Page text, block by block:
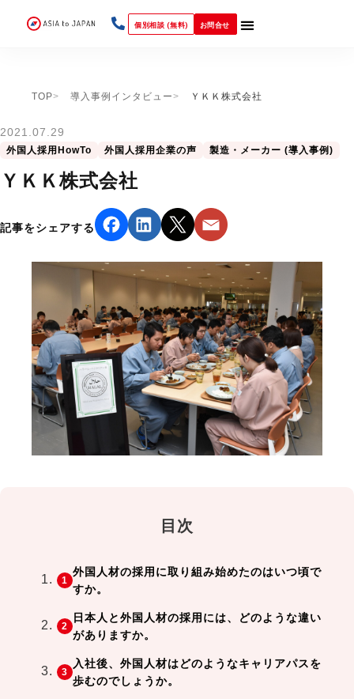
個別相談 (無料) お問合せ
TOP 導入事例インタビュー ＹＫＫ株式会社
2021.07.29
外国人採用HowTo 外国人採用企業の声 製造・メーカー (導入事例)
ＹＫＫ株式会社
記事をシェアする
目次
外国人材の採用に取り組み始めたのはいつ頃で
すか。
日本人と外国人材の採用には、どのような違い
がありますか。
入社後、外国人材はどのようなキャリアパスを
歩むのでしょうか。